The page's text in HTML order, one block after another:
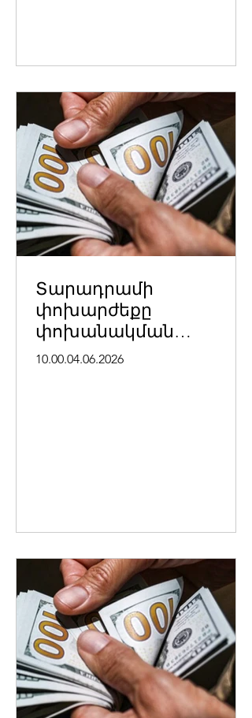
Տարադրամի
փոխարժեքը
փոխանակման
կետերում հունիսի 4-ի
10.00.04.06.2026